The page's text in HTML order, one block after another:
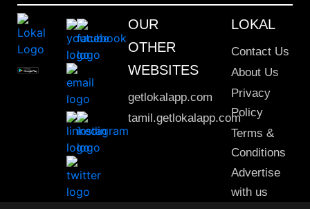
OUR
OTHER
WEBSITES
getlokalapp.com
tamil.getlokalapp.com
LOKAL
Contact Us
About Us
Privacy
Policy
Terms &
Conditions
Advertise
with us